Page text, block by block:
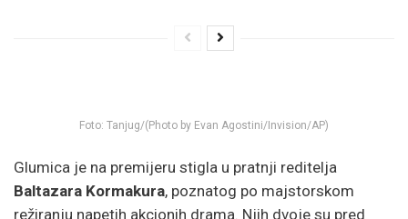
Foto: Tanjug/(Photo by Evan Agostini/Invision/AP)
Glumica je na premijeru stigla u pratnji reditelja
Baltazara Kormakura, poznatog po majstorskom
režiranju napetih akcionih drama. Njih dvoje su pred